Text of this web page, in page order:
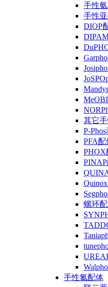
手性
手性
DIOP
其它
P-
PFA配
PHOX
螺环
手性氮配体